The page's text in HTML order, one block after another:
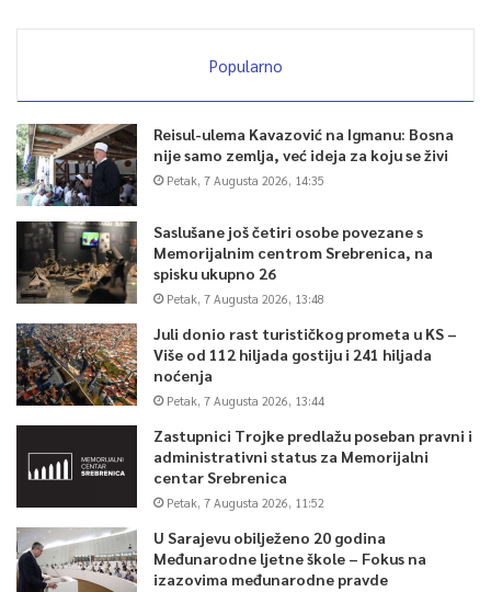
Popularno
Reisul-ulema Kavazović na Igmanu: Bosna
nije samo zemlja, već ideja za koju se živi
Petak, 7 Augusta 2026, 14:35
Saslušane još četiri osobe povezane s
Memorijalnim centrom Srebrenica, na
spisku ukupno 26
Petak, 7 Augusta 2026, 13:48
Juli donio rast turističkog prometa u KS –
Više od 112 hiljada gostiju i 241 hiljada
noćenja
Petak, 7 Augusta 2026, 13:44
Zastupnici Trojke predlažu poseban pravni i
administrativni status za Memorijalni
centar Srebrenica
Petak, 7 Augusta 2026, 11:52
U Sarajevu obilježeno 20 godina
Međunarodne ljetne škole – Fokus na
izazovima međunarodne pravde